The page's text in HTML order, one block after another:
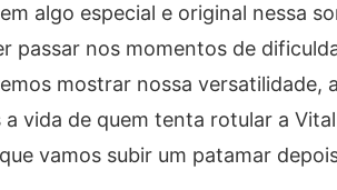
algo especial e original nessa
passar nos momentos de
mostrar nossa
a vida de quem tenta rotular a
vamos subir um patamar